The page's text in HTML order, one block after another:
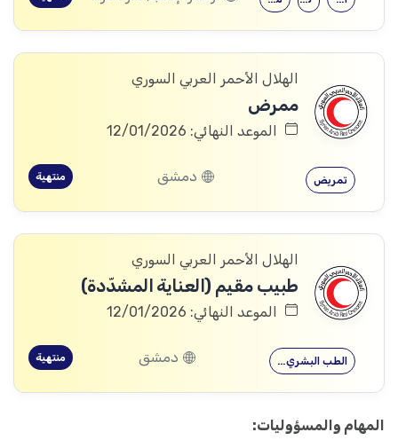
الهلال الأحمر العربي السوري
ممرض
الموعد النهائي: 12/01/2026
تمريض دمشق منتهية
الهلال الأحمر العربي السوري
طبيب مقيم (العناية المشدّدة)
الموعد النهائي: 12/01/2026
الطب البشري… دمشق منتهية
المهام والمسؤوليات: